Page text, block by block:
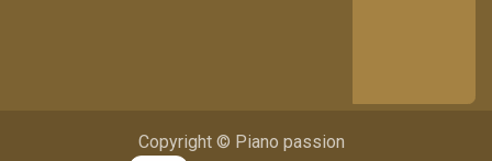
Copyright © Piano passion